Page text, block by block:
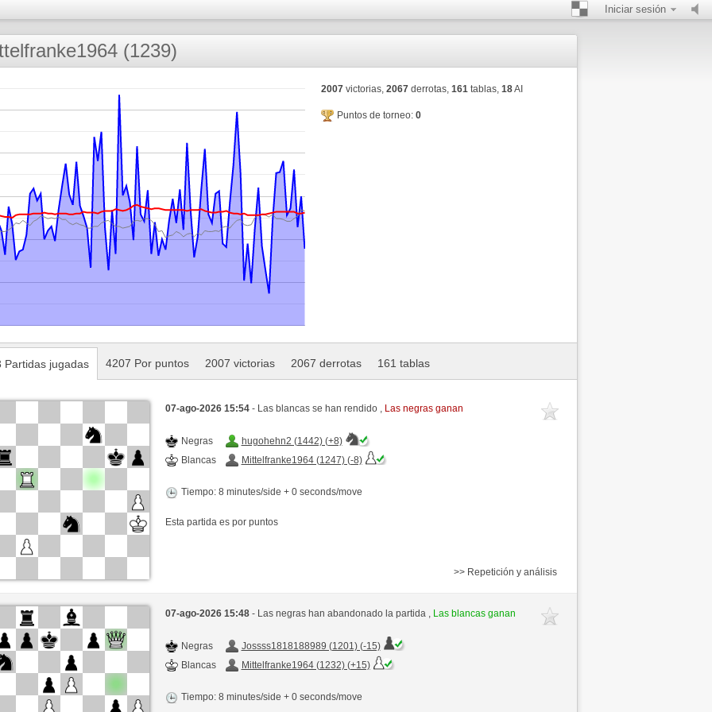
Iniciar sesión
(1239)
2007victorias, 2067derrotas, 161tablas, 18AI
Puntos de torneo: 0
Partidas jugadas 4207 Por puntos 2007 victorias 2067 derrotas 161 tablas
07-ago-2026 15:54 - Las blancas se han rendido , Las negras ganan
Negras
hugohehn2 (1442) (+8)
Blancas
Mittelfranke1964 (1247) (-8)
Tiempo: 8 minutes/side + 0 seconds/move
Esta partida es por puntos
>> Repetición y análisis
07-ago-2026 15:48 - Las negras han abandonado la partida , Las blancas ganan
Negras
Jossss1818188989 (1201) (-15)
Blancas
Mittelfranke1964 (1232) (+15)
Tiempo: 8 minutes/side + 0 seconds/move